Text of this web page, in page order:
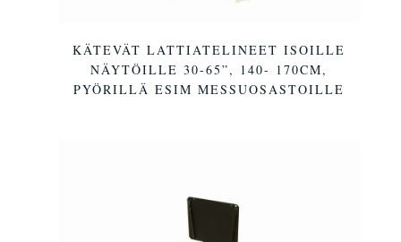
KÄTEVÄT LATTIATELINEET ISOILLE
NÄYTÖILLE 30-65”, 140- 170CM,
PYÖRILLÄ ESIM MESSUOSASTOILLE